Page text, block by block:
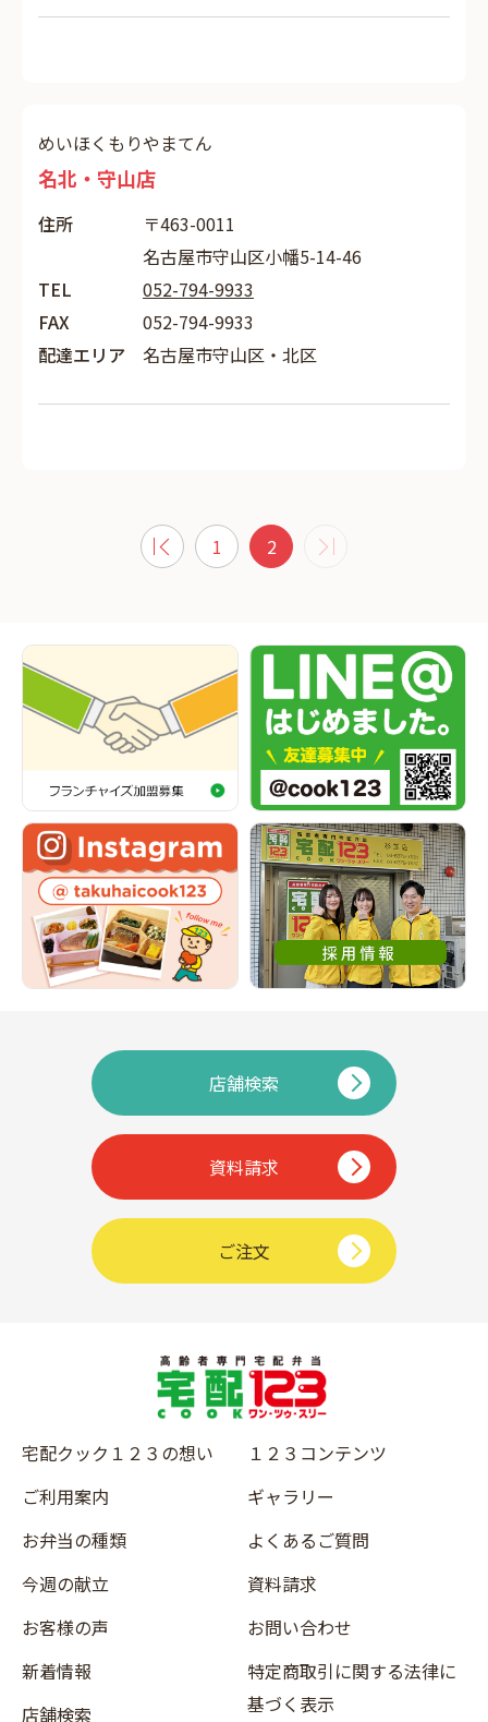
めいほくもりやまてん
名北・守山店
住所
〒463-0011
名古屋市守山区小幡5-14-46
TEL
052-794-9933
FAX
052-794-9933
配達エリア
名古屋市守山区・北区
1 2
店舗検索
資料請求
ご注文
宅配クック１２３の想い
ご利用案内
お弁当の種類
今週の献立
お客様の声
新着情報
店舗検索
１２３コンテンツ
ギャラリー
よくあるご質問
資料請求
お問い合わせ
特定商取引に関する法律に
基づく表示